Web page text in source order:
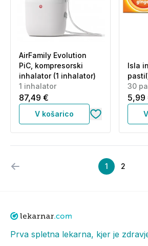
AirFamily Evolution
PiC, kompresorski
inhalator (1 inhalator)
1 inhalator
87,49 €
V košarico
Isla
30
5,99
1 2
Prva spletna lekarna, kjer je